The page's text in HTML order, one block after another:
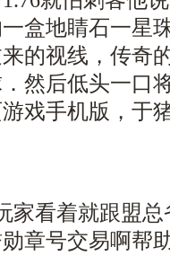
盒地睛石一星
的视线，传奇
然后低头一口
戏手机版，于
家看着就跟盟
章号交易啊帮